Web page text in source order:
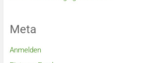
Meta
Anmelden